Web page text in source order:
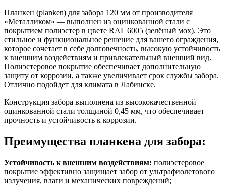
Планкен (planken) для забора 120 мм от производителя
«Металликом» — выполнен из оцинкованной стали с
покрытием полиэстер в цвете RAL 6005 (зелёный мох). Это
стильное и функциональное решение для вашего ограждения,
которое сочетает в себе долговечность, высокую устойчивость
к внешним воздействиям и привлекательный внешний вид.
Полиэстеровое покрытие обеспечивает дополнительную
защиту от коррозии, а также увеличивает срок службы забора.
Отлично подойдет для климата в Лабинске.
Конструкция забора выполнена из высококачественной
оцинкованной стали толщиной 0,45 мм, что обеспечивает
прочность и устойчивость к коррозии.
Преимущества планкена для забора:
Устойчивость к внешним воздействиям: полиэстеровое
покрытие эффективно защищает забор от ультрафиолетового
излучения, влаги и механических повреждений;